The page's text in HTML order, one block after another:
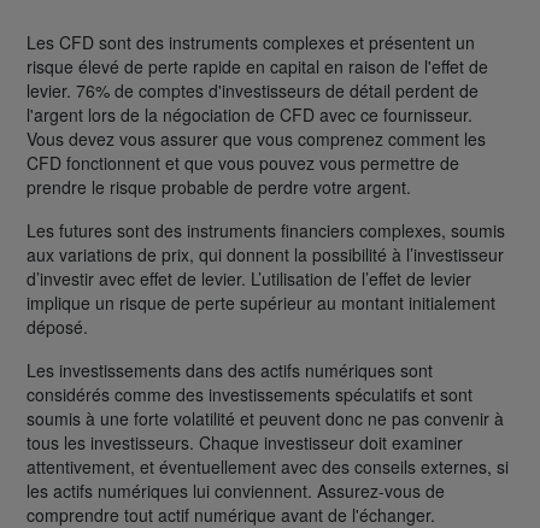
Les CFD sont des instruments complexes et présentent un
risque élevé de perte rapide en capital en raison de l'effet de
levier. 76% de comptes d'investisseurs de détail perdent de
l'argent lors de la négociation de CFD avec ce fournisseur.
Vous devez vous assurer que vous comprenez comment les
CFD fonctionnent et que vous pouvez vous permettre de
prendre le risque probable de perdre votre argent.
Les futures sont des instruments financiers complexes, soumis
aux variations de prix, qui donnent la possibilité à l’investisseur
d’investir avec effet de levier. L’utilisation de l’effet de levier
implique un risque de perte supérieur au montant initialement
déposé.
Les investissements dans des actifs numériques sont
considérés comme des investissements spéculatifs et sont
soumis à une forte volatilité et peuvent donc ne pas convenir à
tous les investisseurs. Chaque investisseur doit examiner
attentivement, et éventuellement avec des conseils externes, si
les actifs numériques lui conviennent. Assurez-vous de
comprendre tout actif numérique avant de l'échanger.